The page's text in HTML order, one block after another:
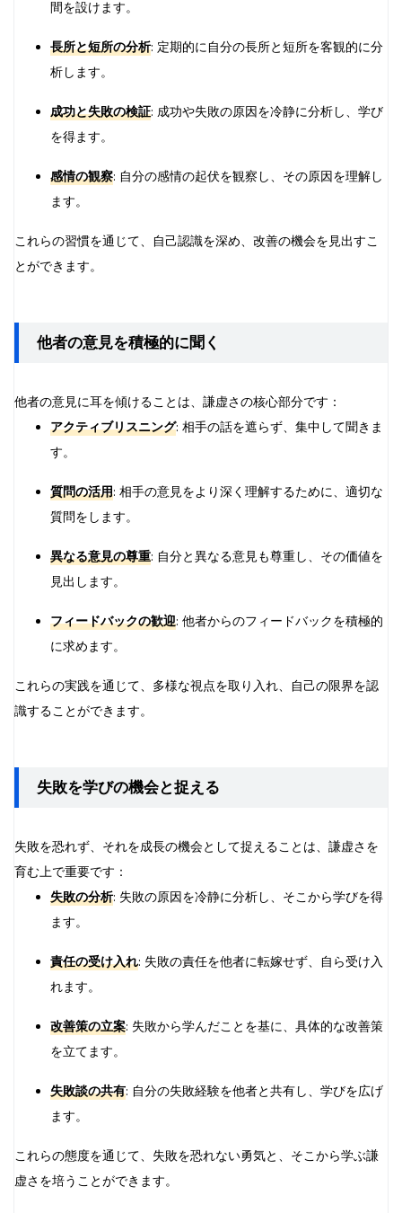
間を設けます。
長所と短所の分析: 定期的に自分の長所と短所を客観的に分
析します。
成功と失敗の検証: 成功や失敗の原因を冷静に分析し、学び
を得ます。
感情の観察: 自分の感情の起伏を観察し、その原因を理解し
ます。
これらの習慣を通じて、自己認識を深め、改善の機会を見出すこ
とができます。
他者の意見を積極的に聞く
他者の意見に耳を傾けることは、謙虚さの核心部分です：
アクティブリスニング: 相手の話を遮らず、集中して聞きま
す。
質問の活用: 相手の意見をより深く理解するために、適切な
質問をします。
異なる意見の尊重: 自分と異なる意見も尊重し、その価値を
見出します。
フィードバックの歓迎: 他者からのフィードバックを積極的
に求めます。
これらの実践を通じて、多様な視点を取り入れ、自己の限界を認
識することができます。
失敗を学びの機会と捉える
失敗を恐れず、それを成長の機会として捉えることは、謙虚さを
育む上で重要です：
失敗の分析: 失敗の原因を冷静に分析し、そこから学びを得
ます。
責任の受け入れ: 失敗の責任を他者に転嫁せず、自ら受け入
れます。
改善策の立案: 失敗から学んだことを基に、具体的な改善策
を立てます。
失敗談の共有: 自分の失敗経験を他者と共有し、学びを広げ
ます。
これらの態度を通じて、失敗を恐れない勇気と、そこから学ぶ謙
虚さを培うことができます。